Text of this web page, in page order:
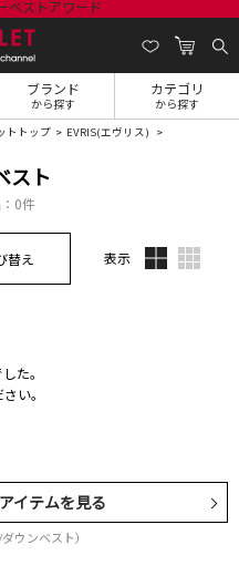
ブランド
から探す
カテゴリ
から探す
トトップ EVRIS(エヴリス)
スト
0件
替え 表示
た。
い。
イテムを見る
ウンベスト）